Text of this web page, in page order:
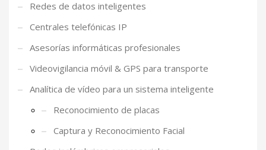
Redes de datos inteligentes
Centrales telefónicas IP
Asesorías informáticas profesionales
Videovigilancia móvil & GPS para transporte
Analítica de vídeo para un sistema inteligente
Reconocimiento de placas
Captura y Reconocimiento Facial